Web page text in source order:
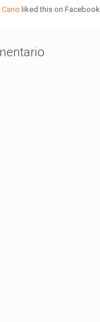
Cano liked this on Facebook.